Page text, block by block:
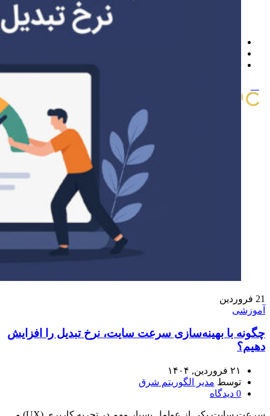
21 فروردین
آموزشی
چگونه با بهینه‌سازی سرعت سایت، نرخ تبدیل را افزایش
دهیم؟
۲۱ فروردین, ۱۴۰۴
توسط مدیر الگوریتم شرق
0 دیدگاه